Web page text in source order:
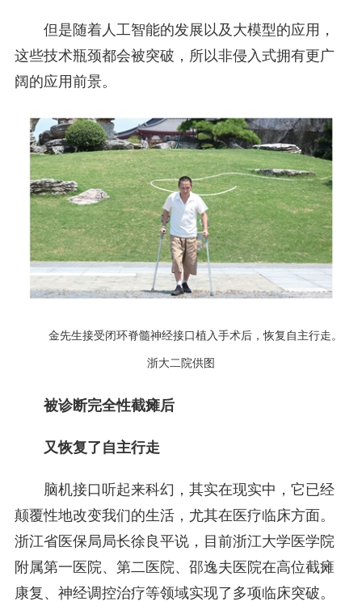
但是随着人工智能的发展以及大模型的应用，
这些技术瓶颈都会被突破，所以非侵入式拥有更广
阔的应用前景。
金先生接受闭环脊髓神经接口植入手术后，恢复自主行走。
浙大二院供图
被诊断完全性截瘫后
又恢复了自主行走
脑机接口听起来科幻，其实在现实中，它已经
颠覆性地改变我们的生活，尤其在医疗临床方面。
浙江省医保局局长徐良平说，目前浙江大学医学院
附属第一医院、第二医院、邵逸夫医院在高位截瘫
康复、神经调控治疗等领域实现了多项临床突破。